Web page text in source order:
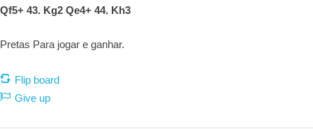
Qf5+ 43. Kg2 Qe4+ 44. Kh3
Pretas Para jogar e ganhar.
Flip board
Give up